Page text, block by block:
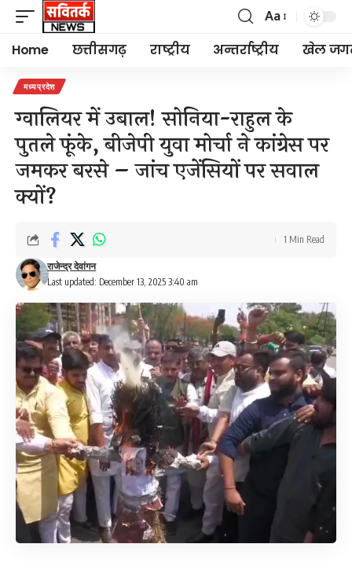
Font
Resizer
Aa
Home छत्तीसगढ़ राष्ट्रीय अन्तर्राष्ट्रीय खेल
मध्यप्रदेश
ग्वालियर में उबाल! सोनिया-राहुल के
पुतले फूंके, बीजेपी युवा मोर्चा ने कांग्रेस पर
जमकर बरसे – जांच एजेंसियों पर सवाल
क्यों?
Last updated: December 13, 2025 3:40 am
राजेन्द्र देवांगन
1 Min Read